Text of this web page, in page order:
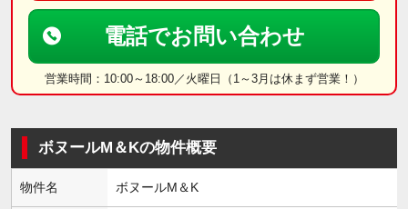
電話でお問い合わせ
営業時間：10:00～18:00／火曜日（1～3月は休まず営業！）
ボヌールM＆Kの物件概要
物件名 ボヌールM＆K